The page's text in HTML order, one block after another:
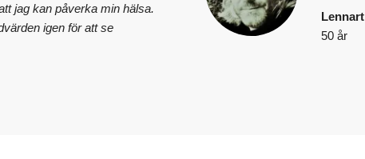
jag kan påverka min hälsa.
igen för att se
50 år